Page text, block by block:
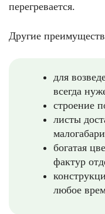
перегревается.
Другие
для
всегда
строение
листы
богатая
фактур
любое